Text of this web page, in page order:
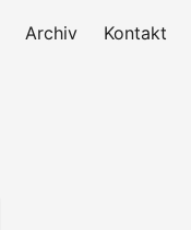
Archiv Kontakt